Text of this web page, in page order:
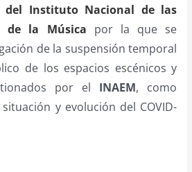
del Instituto Nacional de las
de la Música por la que se
de la suspensión temporal
de los espacios escénicos y
por el INAEM, como
y evolución del COVID-